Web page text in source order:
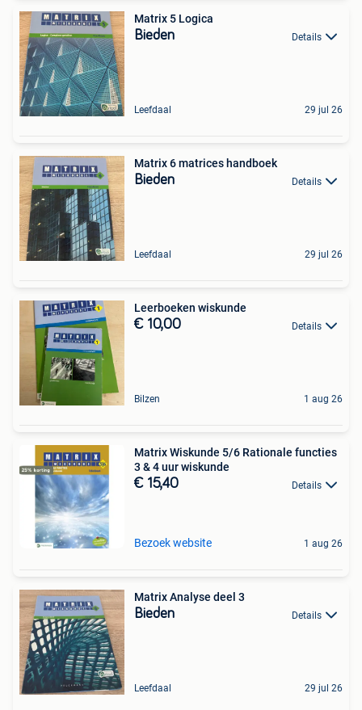
Matrix 5 Logica
Bieden Details
Leefdaal 29 jul 26
Matrix 6 matrices handboek
Bieden Details
Leefdaal 29 jul 26
Leerboeken wiskunde
€ 10,00 Details
Bilzen 1 aug 26
Matrix Wiskunde 5/6 Rationale functies
3 & 4 uur wiskunde
€ 15,40 Details
Bezoek website 1 aug 26
Matrix Analyse deel 3
Bieden Details
Leefdaal 29 jul 26